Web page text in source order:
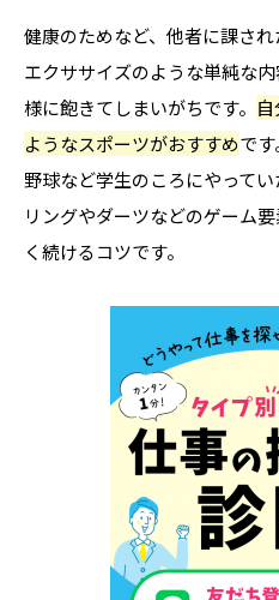
健康のためなど、他者に課さ
エクササイズのような単純な
様に飽きてしまいがちです。
ようなスポーツがおすすめで
野球など学生のころにやって
リングやダーツなどのゲーム
く続けるコツです。